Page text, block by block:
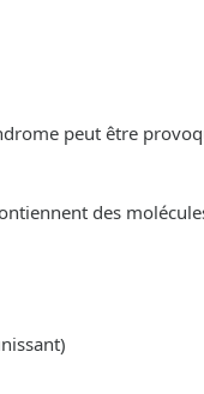
peut être
des